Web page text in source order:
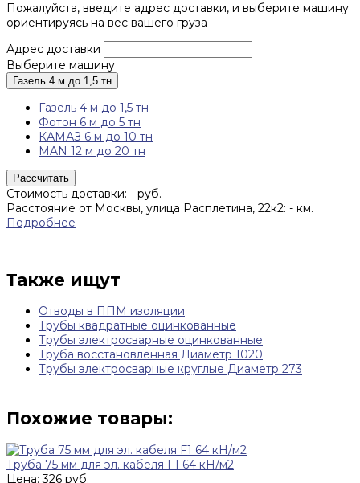
Пожалуйста, введите адрес доставки, и выберите машину
ориентируясь на вес вашего груза
Адрес доставки
Выберите машину
Газель 4 м до 1,5 тн
Газель 4 м до 1,5 тн
Фотон 6 м до 5 тн
КАМАЗ 6 м до 10 тн
MAN 12 м до 20 тн
Рассчитать
Стоимость доставки: - руб.
Расстояние от Москвы, улица Расплетина, 22к2: - км.
Подробнее
Также ищут
Отводы в ППМ изоляции
Трубы квадратные оцинкованные
Трубы электросварные оцинкованные
Труба восстановленная Диаметр 1020
Трубы электросварные круглые Диаметр 273
Похожие товары:
Труба 75 мм для эл. кабеля F1 64 кН/м2
Цена: 326 руб.